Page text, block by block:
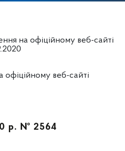
на офіційному веб-сайті
веб-сайті
р. № 2564